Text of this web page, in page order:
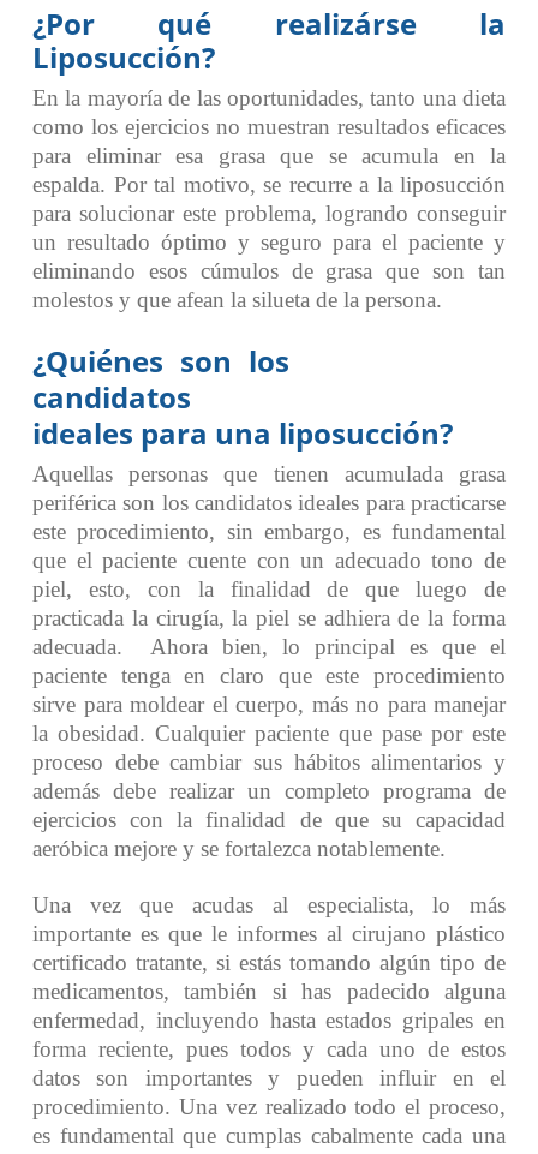
¿Por qué realizárse la
Liposucción?
En la mayoría de las oportunidades, tanto una dieta
como los ejercicios no muestran resultados eficaces
para eliminar esa grasa que se acumula en la
espalda. Por tal motivo, se recurre a la liposucción
para solucionar este problema, logrando conseguir
un resultado óptimo y seguro para el paciente y
eliminando esos cúmulos de grasa que son tan
molestos y que afean la silueta de la persona.
¿Quiénes son los
candidatos
ideales para una liposucción?
Aquellas personas que tienen acumulada grasa
periférica son los candidatos ideales para practicarse
este procedimiento, sin embargo, es fundamental
que el paciente cuente con un adecuado tono de
piel, esto, con la finalidad de que luego de
practicada la cirugía, la piel se adhiera de la forma
adecuada. Ahora bien, lo principal es que el
paciente tenga en claro que este procedimiento
sirve para moldear el cuerpo, más no para manejar
la obesidad. Cualquier paciente que pase por este
proceso debe cambiar sus hábitos alimentarios y
además debe realizar un completo programa de
ejercicios con la finalidad de que su capacidad
aeróbica mejore y se fortalezca notablemente.
Una vez que acudas al especialista, lo más
importante es que le informes al cirujano plástico
certificado tratante, si estás tomando algún tipo de
medicamentos, también si has padecido alguna
enfermedad, incluyendo hasta estados gripales en
forma reciente, pues todos y cada uno de estos
datos son importantes y pueden influir en el
procedimiento. Una vez realizado todo el proceso,
es fundamental que cumplas cabalmente cada una